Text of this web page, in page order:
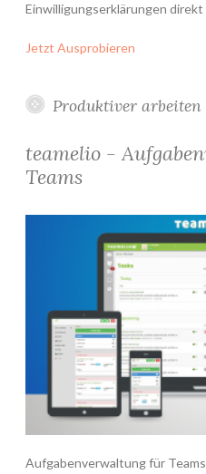
Einwilligungserklärungen direkt
Jetzt Ausprobieren
Produktiver arbeiten
teamelio -
Teams
Aufgabenverwaltung für